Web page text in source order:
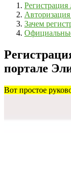
Регистрация
Зачем
портале
Вот простое